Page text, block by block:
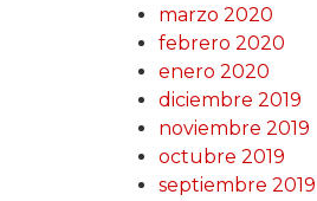
marzo 2020
febrero 2020
enero 2020
diciembre 2019
noviembre 2019
octubre 2019
septiembre 2019